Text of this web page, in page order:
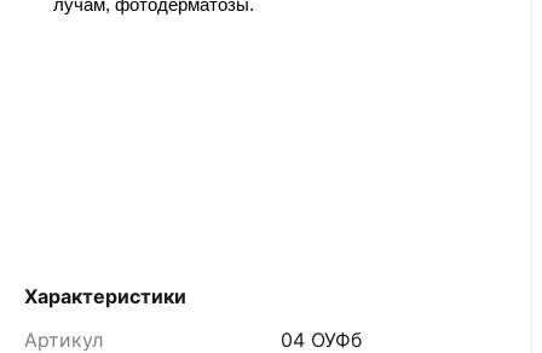
лучам, фотодерматозы.
Характеристики
Артикул
04 ОУФб